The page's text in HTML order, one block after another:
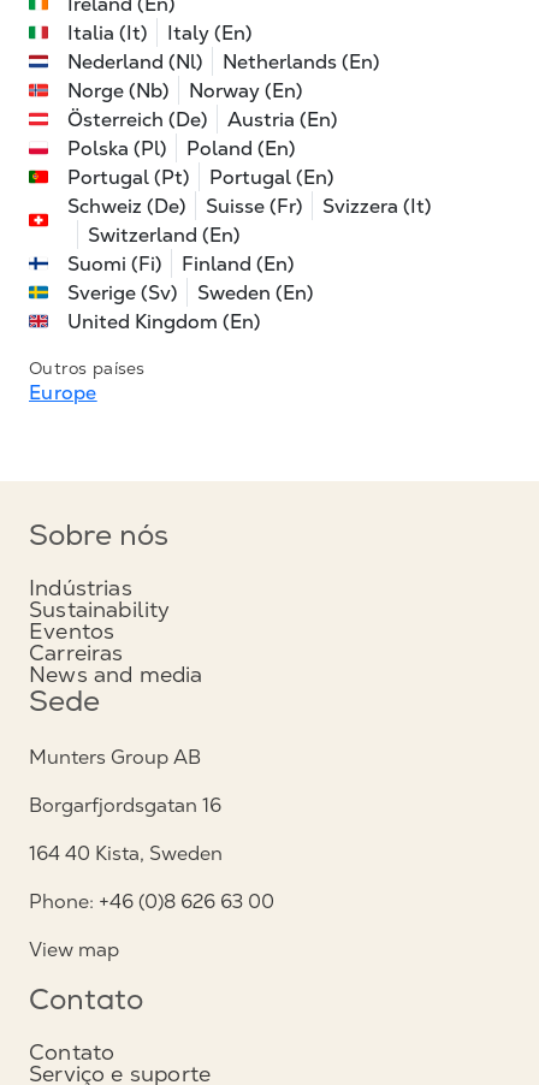
Italia (It)
Italy (En)
Nederland (Nl)
Netherlands (En)
Norge (Nb)
Norway (En)
Österreich (De)
Austria (En)
Polska (Pl)
Poland (En)
Portugal (Pt)
Portugal (En)
Schweiz (De)
Suisse (Fr)
Svizzera (It)
Switzerland (En)
Suomi (Fi)
Finland (En)
Sverige (Sv)
Sweden (En)
United Kingdom (En)
Outros países
Europe
Sobre nós
Indústrias
Sustainability
Eventos
Carreiras
News and media
Sede
Munters Group AB
Borgarfjordsgatan 16
164 40 Kista, Sweden
Phone: +46 (0)8 626 63 00
View map
Contato
Contato
Serviço e suporte